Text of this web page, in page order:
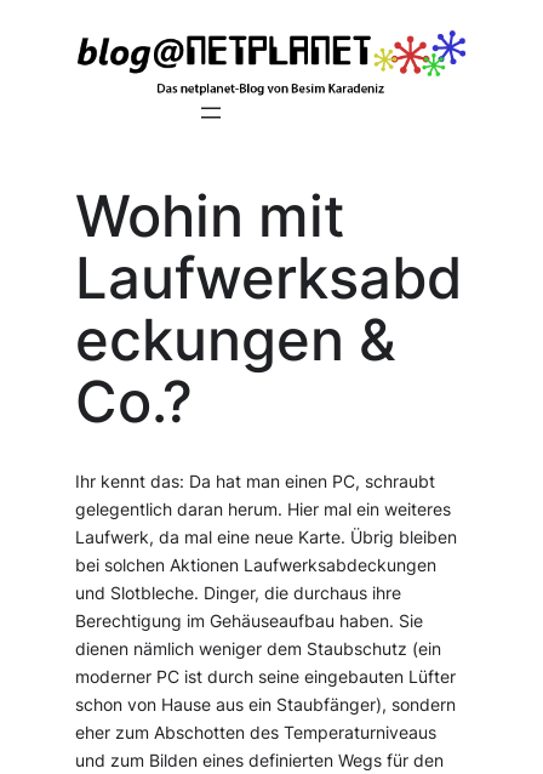
Wohin mit
Laufwerksabd
eckungen &
Co.?
Ihr kennt das: Da hat man einen PC, schraubt
gelegentlich daran herum. Hier mal ein weiteres
Laufwerk, da mal eine neue Karte. Übrig bleiben
bei solchen Aktionen Laufwerksabdeckungen
und Slotbleche. Dinger, die durchaus ihre
Berechtigung im Gehäuseaufbau haben. Sie
dienen nämlich weniger dem Staubschutz (ein
moderner PC ist durch seine eingebauten Lüfter
schon von Hause aus ein Staubfänger), sondern
eher zum Abschotten des Temperaturniveaus
und zum Bilden eines definierten Wegs für den